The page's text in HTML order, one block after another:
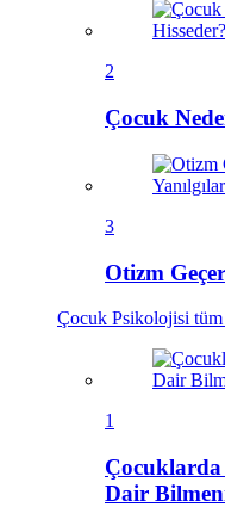
2
Çocuk
3
Otizm
Çocuk Psikolojisi
1
Dair